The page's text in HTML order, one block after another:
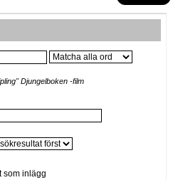
Djungelboken -film
som inlägg